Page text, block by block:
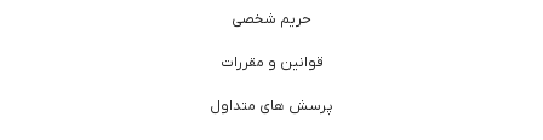
حریم شخصی
قوانین و مقررات
پرسش های متداول